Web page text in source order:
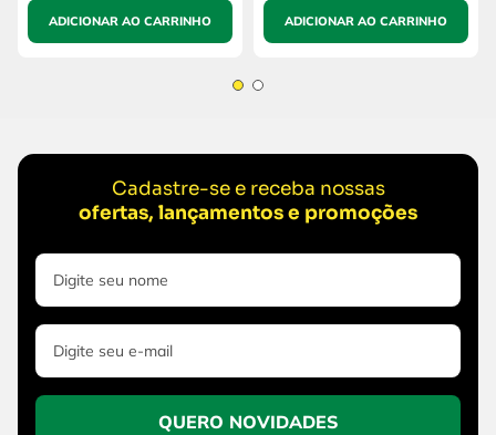
ADICIONAR AO CARRINHO ADICIONAR AO CARRINHO
Cadastre-se e receba nossas
ofertas, lançamentos e promoções
QUERO NOVIDADES